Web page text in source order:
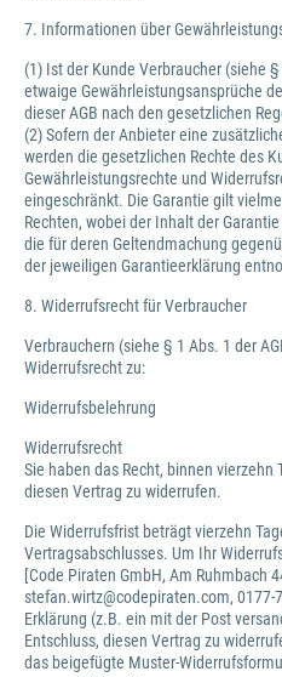
7. Informationen über
(1) Ist der Kunde Verbraucher (siehe
etwaige Gewährleistungsansprüche
dieser AGB nach den gesetzlichen
(2) Sofern der Anbieter eine
werden die gesetzlichen Rechte des
Gewährleistungsrechte und
eingeschränkt. Die Garantie gilt
Rechten, wobei der Inhalt der
die für deren Geltendmachung
der jeweiligen Garantieerklärung
8. Widerrufsrecht für Verbraucher
Verbrauchern (siehe § 1 Abs. 1 der
Widerrufsrecht zu:
Widerrufsbelehrung
Widerrufsrecht
Sie haben das Recht, binnen vierzehn
diesen Vertrag zu widerrufen.
Die Widerrufsfrist beträgt vierzehn
Vertragsabschlusses. Um Ihr
[Code Piraten GmbH, Am Ruhmbach
stefan.wirtz@codepiraten.com,
Erklärung (z.B. ein mit der Post
Entschluss, diesen Vertrag zu
das beigefügte Muster-